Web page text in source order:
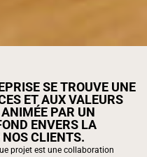
SE TROUVE UNE
ET AUX VALEURS
PAR UN
ENVERS LA
CLIENTS.
projet est une collaboration